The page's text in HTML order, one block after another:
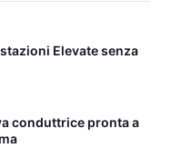
Elevate senza
conduttrice pronta a